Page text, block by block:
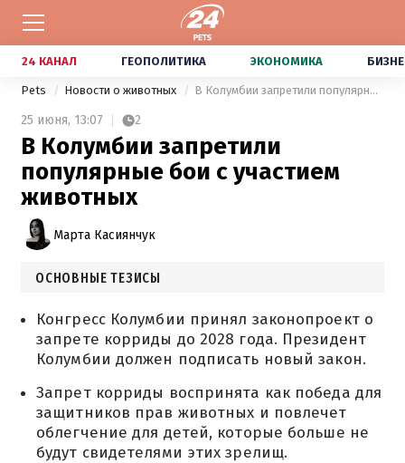
24 КАНАЛ ГЕОПОЛИТИКА ЭКОНОМИКА
Pets Новости о животных В Колумбии запретили популярные бои с участием животных
25 июня, 13:07 2
В Колумбии запретили
популярные бои с участием
животных
Марта Касиянчук
ОСНОВНЫЕ ТЕЗИСЫ
Конгресс Колумбии принял законопроект о
запрете корриды до 2028 года. Президент
Колумбии должен подписать новый закон.
Запрет корриды воспринята как победа для
защитников прав животных и повлечет
облегчение для детей, которые больше не
будут свидетелями этих зрелищ.